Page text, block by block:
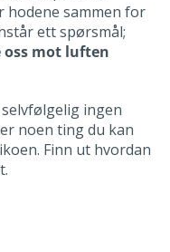
hodene sammen for
ett spørsmål;
oss mot luften
ingen
noen ting du kan
Finn ut hvordan